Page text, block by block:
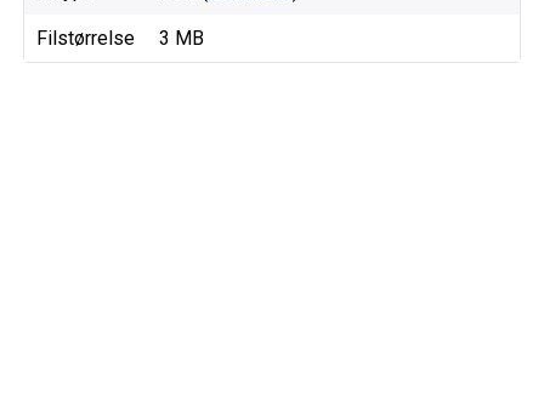
Filstørrelse 3 MB